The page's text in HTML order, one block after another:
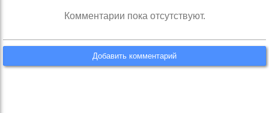
Комментарии пока отсутствуют.
Добавить комментарий